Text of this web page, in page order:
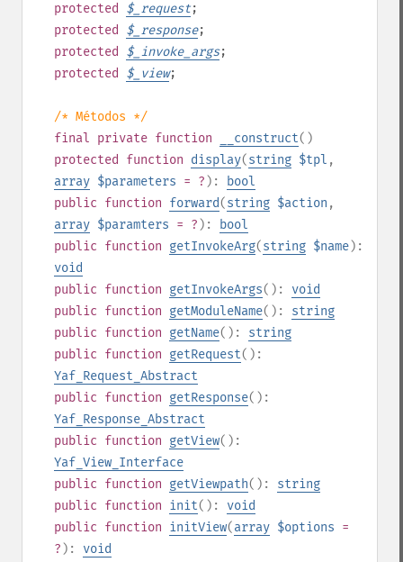
protected
$_request;
protected
$_response;
protected
$_invoke_args;
protected
$_view;
/* Métodos */
final private function __construct()
protected
function display(string $tpl ,
array $parameters = ? ):
bool
public function forward(string $action ,
array $paramters = ? ):
bool
public function getInvokeArg(string $name):
void
public function getInvokeArgs(): void
public function getModuleName(): string
public function getName(): string
public function getRequest():
Yaf_Request_Abstract
public function getResponse():
Yaf_Response_Abstract
public function getView():
Yaf_View_Interface
public function getViewpath(): string
public function init(): void
public function initView(array $options =
? ): void